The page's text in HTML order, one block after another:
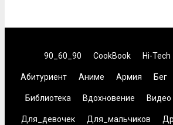
90_60_90 CookBook Hi-Tech
Абитуриент Аниме Армия Бег
Библиотека Вдохновение Видео
Для_девочек Для_мальчиков